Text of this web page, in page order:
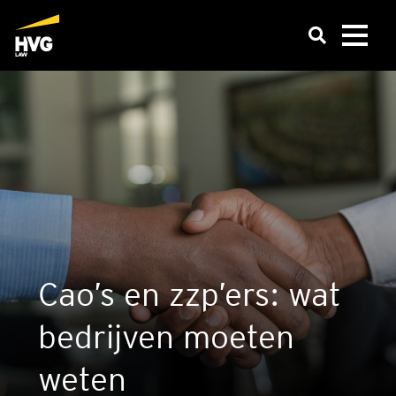
Cao’s en zzp’ers: wat
bedrij­ven moe­ten
weten